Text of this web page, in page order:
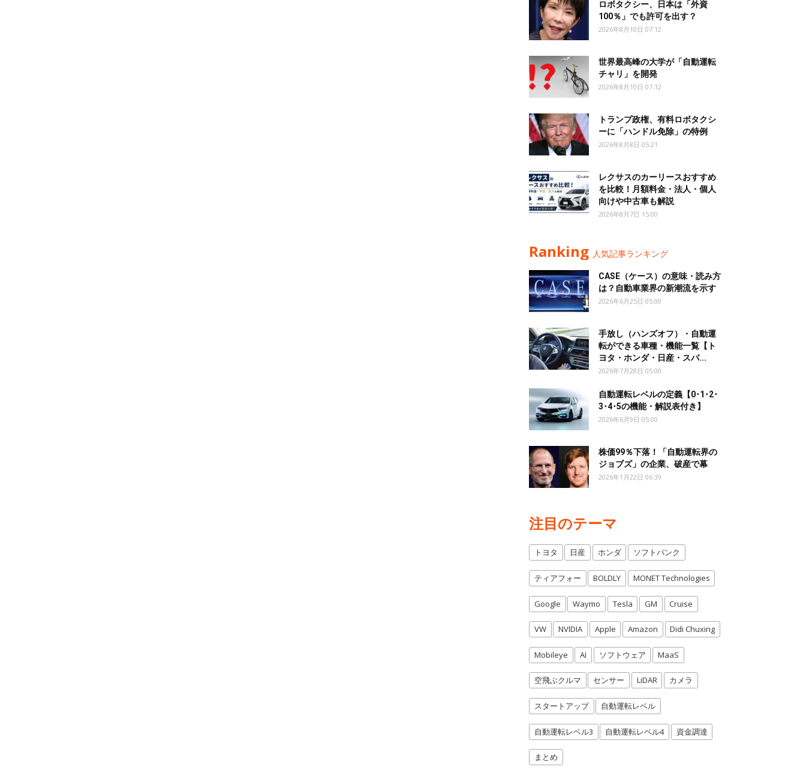
ロボタクシー、日本は「外資
100％」でも許可を出す？
2026年8月10日 07:12
世界最高峰の大学が「自動運転
チャリ」を開発
2026年8月10日 07:12
トランプ政権、有料ロボタクシ
ーに「ハンドル免除」の特例
2026年8月8日 05:21
レクサスのカーリースおすすめ
を比較！月額料金・法人・個人
向けや中古車も解説
2026年8月7日 15:00
Ranking 人気記事ランキング
CASE（ケース）の意味・読み方
は？自動車業界の新潮流を示す
2026年6月25日 05:00
手放し（ハンズオフ）・自動運
転ができる車種・機能一覧【ト
ヨタ・ホンダ・日産・スバ...
2026年7月28日 05:00
自動運転レベルの定義【0･1･2･
3･4･5の機能・解説表付き】
2026年6月9日 05:00
株価99％下落！「自動運転界の
ジョブズ」の企業、破産で幕
2026年1月22日 06:39
注目のテーマ
トヨタ 日産 ホンダ ソフトバンク
ティアフォー BOLDLY MONET Technologies
Google Waymo Tesla GM Cruise
VW NVIDIA Apple Amazon Didi Chuxing
Mobileye AI ソフトウェア MaaS
空飛ぶクルマ センサー LiDAR カメラ
スタートアップ 自動運転レベル
自動運転レベル3 自動運転レベル4 資金調達
まとめ